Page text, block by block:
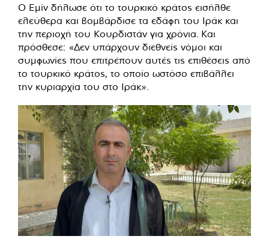
Ο Εμίν δήλωσε ότι το τουρκικό κράτος εισήλθε
ελεύθερα και βομβάρδισε τα εδάφη του Ιράκ και
την περιοχή του Κουρδιστάν για χρόνια. Και
πρόσθεσε: «Δεν υπάρχουν διεθνείς νόμοι και
συμφωνίες που επιτρέπουν αυτές τις επιθέσεις από
το τουρκικό κράτος, το οποίο ωστόσο επιβάλλει
την κυριαρχία του στο Ιράκ».